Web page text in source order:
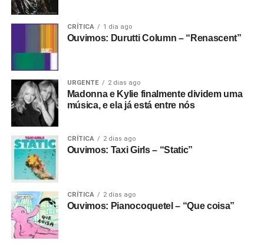
E se ainda não assinou, dá tempo:
newsletter
CRÍTICA 1 dia ago
Ouvimos: Durutti Column – “Renascent”
URGENTE 2 dias ago
Madonna e Kylie finalmente dividem uma
música, e ela já está entre nós
CRÍTICA 2 dias ago
Ouvimos: Taxi Girls – “Static”
CRÍTICA 2 dias ago
Ouvimos: Pianocoquetel – “Que coisa”